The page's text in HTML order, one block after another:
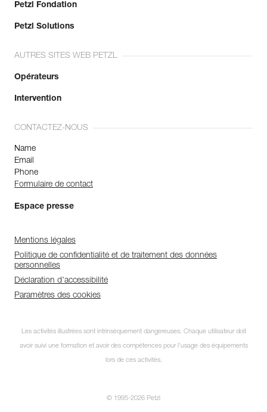
Petzl Fondation
Petzl Solutions
AUTRES SITES WEB PETZL
Opérateurs
Intervention
CONTACTEZ-NOUS
Name
Email
Phone
Formulaire de contact
Espace presse
Mentions légales
Politique de confidentialité et de traitement des données
personnelles
Déclaration d'accessibilité
Paramètres des cookies
Les activités illustrées sont intrinsèquement dangereuses. Chaque utilisateur doit
avoir suivi une formation et avoir des compétences pour l’usage des équipements
lors de ces activités.
© 1995-2026 Petzl